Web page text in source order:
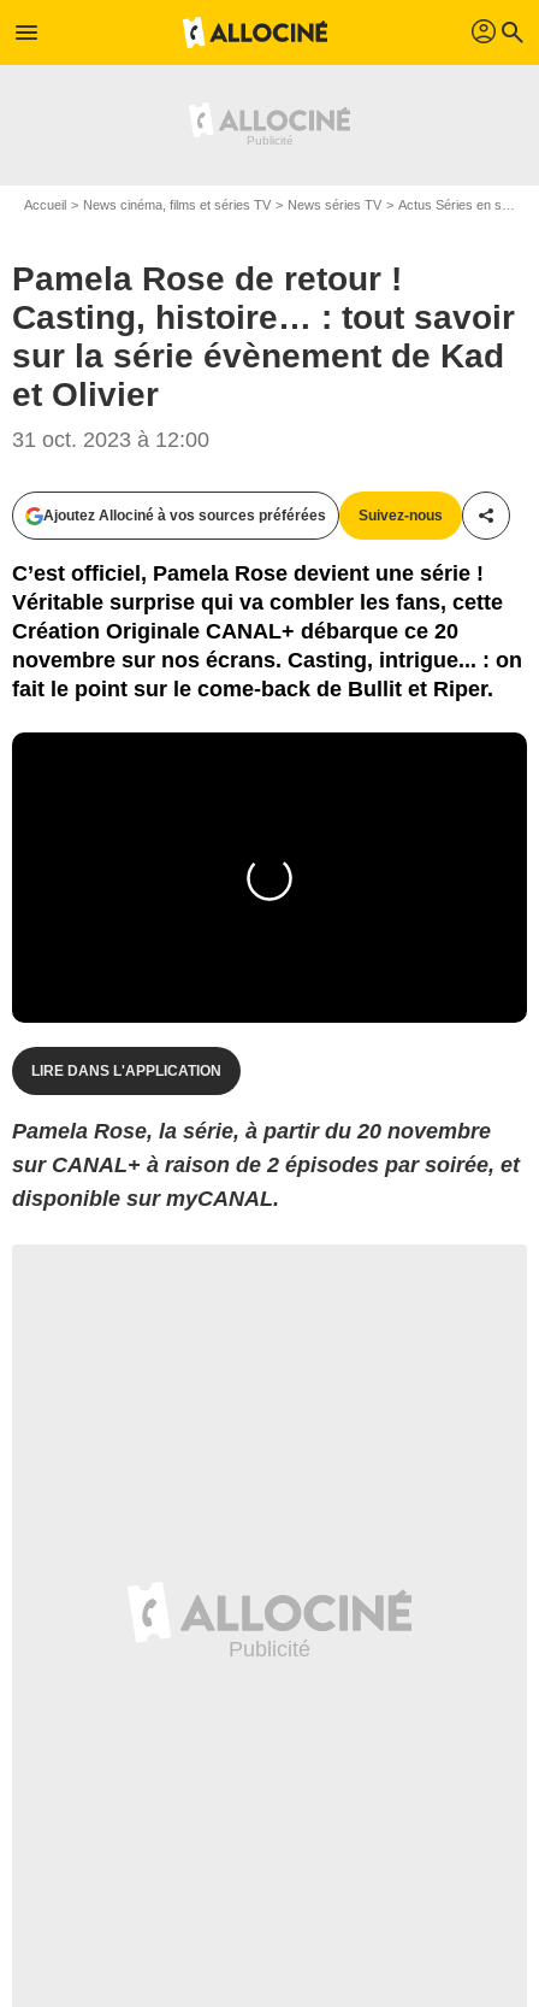
menu profil search
Accueil News cinéma, films et séries TV News séries TV Actus Séries en streaming
Pamela Rose de retour !
Casting, histoire… : tout savoir
sur la série évènement de Kad
et Olivier
31 oct. 2023 à 12:00
Ajoutez Allociné à vos sources préférées Suivez-nous
C’est officiel, Pamela Rose devient une série !
Véritable surprise qui va combler les fans, cette
Création Originale CANAL+ débarque ce 20
novembre sur nos écrans. Casting, intrigue... : on
fait le point sur le come-back de Bullit et Riper.
LIRE DANS L'APPLICATION
Pamela Rose, la série, à partir du 20 novembre
sur CANAL+ à raison de 2 épisodes par soirée, et
disponible sur myCANAL.